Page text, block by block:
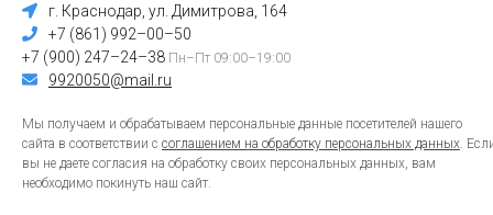
г. Краснодар, ул. Димитрова, 164
+7 (861) 992–00–50
+7 (900) 247–24–38 Пн–Пт 09:00–19:00
9920050@mail.ru
Мы получаем и обрабатываем персональные данные посетителей нашего
сайта в соответствии с соглашением на обработку персональных данных.
вы не даете согласия на обработку своих персональных данных, вам
необходимо покинуть наш сайт.